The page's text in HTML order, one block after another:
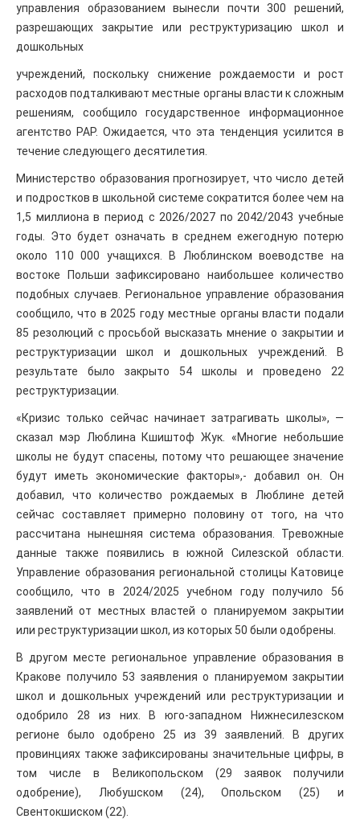
управления образованием вынесли почти 300 решений,
разрешающих закрытие или реструктуризацию школ и
дошкольных
учреждений, поскольку снижение рождаемости и рост
расходов подталкивают местные органы власти к сложным
решениям, сообщило государственное информационное
агентство PAP. Ожидается, что эта тенденция усилится в
течение следующего десятилетия.
Министерство образования прогнозирует, что число детей
и подростков в школьной системе сократится более чем на
1,5 миллиона в период с 2026/2027 по 2042/2043 учебные
годы. Это будет означать в среднем ежегодную потерю
около 110 000 учащихся. В Люблинском воеводстве на
востоке Польши зафиксировано наибольшее количество
подобных случаев. Региональное управление образования
сообщило, что в 2025 году местные органы власти подали
85 резолюций с просьбой высказать мнение о закрытии и
реструктуризации школ и дошкольных учреждений. В
результате было закрыто 54 школы и проведено 22
реструктуризации.
«Кризис только сейчас начинает затрагивать школы», —
сказал мэр Люблина Кшиштоф Жук. «Многие небольшие
школы не будут спасены, потому что решающее значение
будут иметь экономические факторы»,- добавил он. Он
добавил, что количество рождаемых в Люблине детей
сейчас составляет примерно половину от того, на что
рассчитана нынешняя система образования. Тревожные
данные также появились в южной Силезской области.
Управление образования региональной столицы Катовице
сообщило, что в 2024/2025 учебном году получило 56
заявлений от местных властей о планируемом закрытии
или реструктуризации школ, из которых 50 были одобрены.
В другом месте региональное управление образования в
Кракове получило 53 заявления о планируемом закрытии
школ и дошкольных учреждений или реструктуризации и
одобрило 28 из них. В юго-западном Нижнесилезском
регионе было одобрено 25 из 39 заявлений. В других
провинциях также зафиксированы значительные цифры, в
том числе в Великопольском (29 заявок получили
одобрение), Любушском (24), Опольском (25) и
Свентокшиском (22).